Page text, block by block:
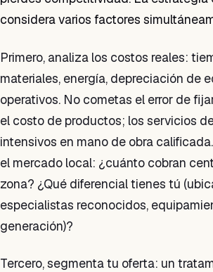
considera varios factores
Primero, analiza los costos reales:
materiales, energía, depreciación de
operativos. No cometas el error de
el costo de productos; los servicios
intensivos en mano de obra
el mercado local: ¿cuánto cobran
zona? ¿Qué diferencial tienes tú
especialistas reconocidos,
generación)?
Tercero, segmenta tu oferta: un